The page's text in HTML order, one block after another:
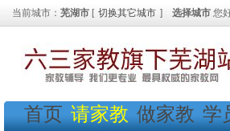
当前城市： 芜湖市 [ 切换其它城市 ] 选择城市 您
首页 请家教 做家教 学